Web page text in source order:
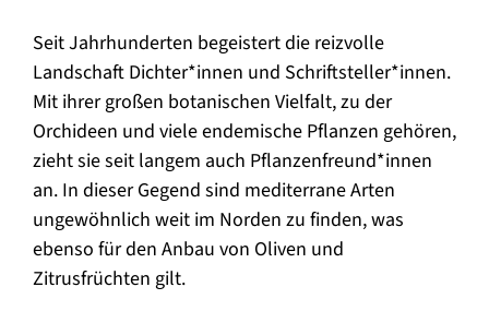
Seit Jahrhunderten begeistert die reizvolle
Landschaft Dichter*innen und Schriftsteller*innen.
Mit ihrer großen botanischen Vielfalt, zu der
Orchideen und viele endemische Pflanzen gehören,
zieht sie seit langem auch Pflanzenfreund*innen
an. In dieser Gegend sind mediterrane Arten
ungewöhnlich weit im Norden zu finden, was
ebenso für den Anbau von Oliven und
Zitrusfrüchten gilt.